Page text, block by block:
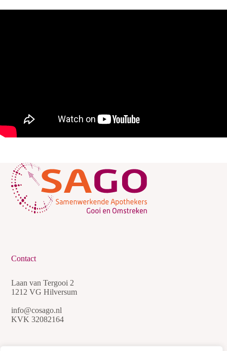
Contact
Laan van Tergooi 2
1212 VG Hilversum
info@cosago.nl
KVK 32082164